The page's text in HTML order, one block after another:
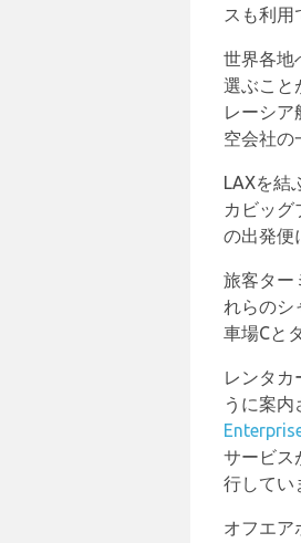
スも利用
世界各地
選ぶこと
レーシア
空会社の
LAXを結
カビッグ
の出発便
旅客ター
れらのシ
車場Cと
レンタカ
うに案内
サービス
行してい
オフエア